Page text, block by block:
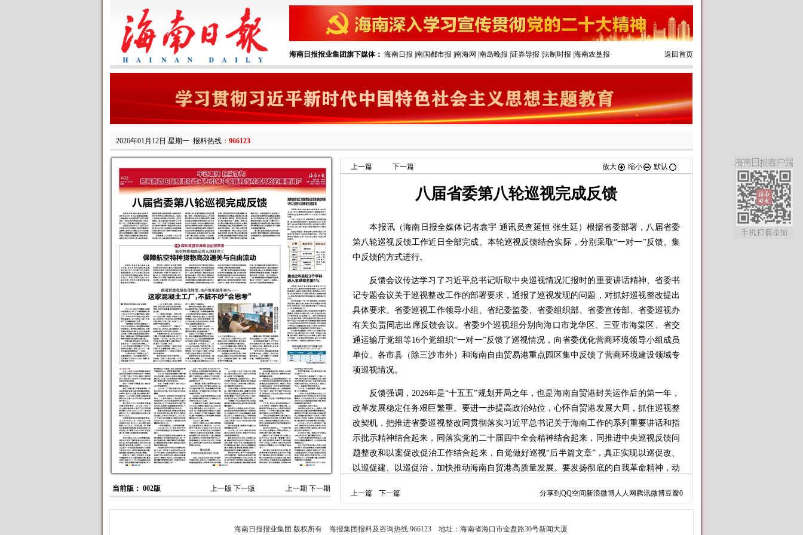
海南日报报业集团旗下媒体： 海南日报 南国都市报 南海网 南岛晚报 证券导报 法制时报 海南农垦报 返回首页
2026年01月12日 星期一 报料热线： 966123
当前版： 002版 上一版 下一版 上一期 下一期
上一篇 下一篇 放大 缩小 默认
八届省委第八轮巡视完成反馈
本报讯（海南日报全媒体记者袁宇 通讯员查延恒 张生廷）根据省委部署，八届省委
第八轮巡视反馈工作近日全部完成。本轮巡视反馈结合实际，分别采取“一对一”反馈、集
中反馈的方式进行。
反馈会议传达学习了习近平总书记听取中央巡视情况汇报时的重要讲话精神、省委书
记专题会议关于巡视整改工作的部署要求，通报了巡视发现的问题，对抓好巡视整改提出
具体要求。省委巡视工作领导小组、省纪委监委、省委组织部、省委宣传部、省委巡视办
有关负责同志出席反馈会议。省委9个巡视组分别向海口市龙华区、三亚市海棠区、省交
通运输厅党组等16个党组织“一对一”反馈了巡视情况，向省委优化营商环境领导小组成员
单位、各市县（除三沙市外）和海南自由贸易港重点园区集中反馈了营商环境建设领域专
项巡视情况。
反馈强调，2026年是“十五五”规划开局之年，也是海南自贸港封关运作后的第一年，
改革发展稳定任务艰巨繁重。要进一步提高政治站位，心怀自贸港发展大局，抓住巡视整
改契机，把推进省委巡视整改同贯彻落实习近平总书记关于海南工作的系列重要讲话和指
示批示精神结合起来，同落实党的二十届四中全会精神结合起来，同推进中央巡视反馈问
题整改和以案促改促治工作结合起来，自觉做好巡视“后半篇文章”，真正实现以巡促改、
以巡促建、以巡促治，加快推动海南自贸港高质量发展。要发扬彻底的自我革命精神，动
改攻坚“一盘棋”，党委（党组）要扎实履行整改主体责任，认真研究制定整改方案，形成
问题清单、任务清单、责任清单，一项一项抓；主要负责人要切实履行第一责任人责任，
对巡视整改负首责、负总责，带头领办重点难点问题，督促提醒领导班子其他成员落
上一篇 下一篇 分享到 QQ空间新浪微博人人网 腾讯微博豆瓣0